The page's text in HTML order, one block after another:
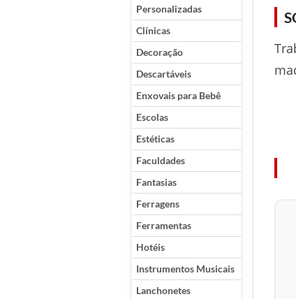
Personalizadas
Clínicas
Decoração
Descartáveis
Enxovais para Bebê
Escolas
Estéticas
Faculdades
Fantasias
Ferragens
Ferramentas
Hotéis
Instrumentos Musicais
Lanchonetes